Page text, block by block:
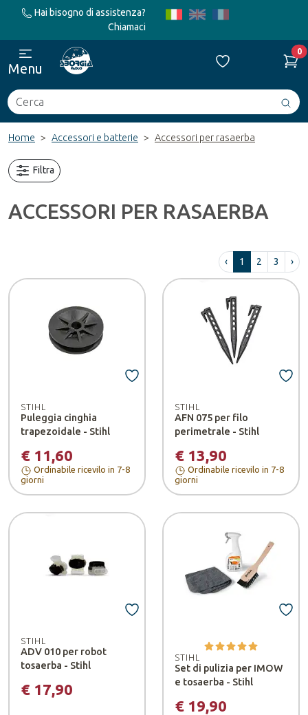
Hai bisogno di assistenza?
Chiamaci
Cerca
0
Menu
Home Accessori e batterie Accessori per rasaerba
Filtra
ACCESSORI PER RASAERBA
‹ 1 2 3 ›
STIHL
Puleggia cinghia
trapezoidale - Stihl
€ 11,60
Ordinabile ricevilo in 7-8
giorni
STIHL
AFN 075 per filo
perimetrale - Stihl
€ 13,90
Ordinabile ricevilo in 7-8
giorni
STIHL
ADV 010 per robot
tosaerba - Stihl
€ 17,90
STIHL
Set di pulizia per IMOW
e tosaerba - Stihl
€ 19,90